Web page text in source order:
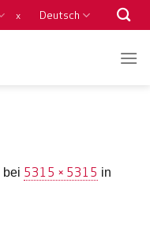
x Deutsch
bei 5315 × 5315 in